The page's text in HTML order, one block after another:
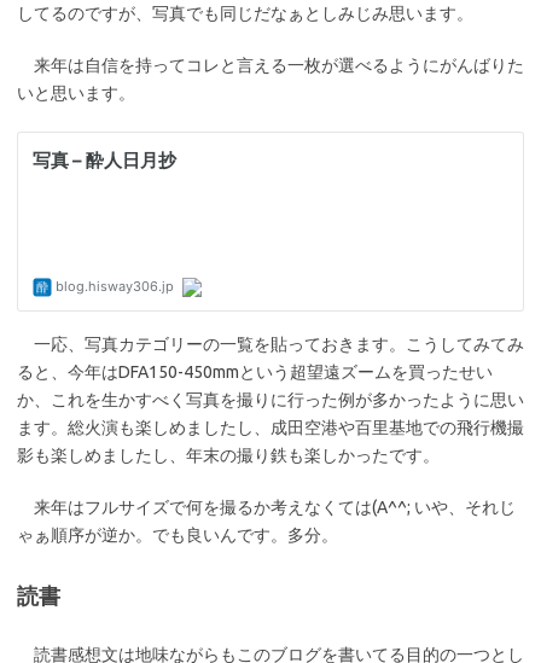
してるのですが、写真でも同じだなぁとしみじみ思います。
来年は自信を持ってコレと言える一枚が選べるようにがんばりた
いと思います。
一応、写真カテゴリーの一覧を貼っておきます。こうしてみてみ
ると、今年はDFA150-450mmという超望遠ズームを買ったせい
か、これを生かすべく写真を撮りに行った例が多かったように思い
ます。総火演も楽しめましたし、成田空港や百里基地での飛行機撮
影も楽しめましたし、年末の撮り鉄も楽しかったです。
来年はフルサイズで何を撮るか考えなくては(A^^; いや、それじ
ゃぁ順序が逆か。でも良いんです。多分。
読書
読書感想文は地味ながらもこのブログを書いてる目的の一つとし